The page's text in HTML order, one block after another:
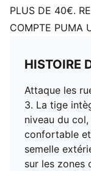
PLUS DE 40€.
COMPTE PUMA
HISTOIRE
Attaque les
3. La tige
niveau du
confortable
semelle
sur les zones